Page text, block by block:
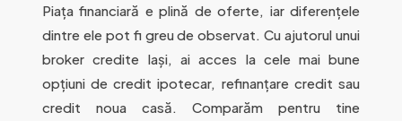
Piața financiară e plină de oferte, iar diferențele
dintre ele pot fi greu de observat. Cu ajutorul unui
broker credite Iași, ai acces la cele mai bune
opțiuni de credit ipotecar, refinanțare credit sau
credit noua casă. Comparăm pentru tine